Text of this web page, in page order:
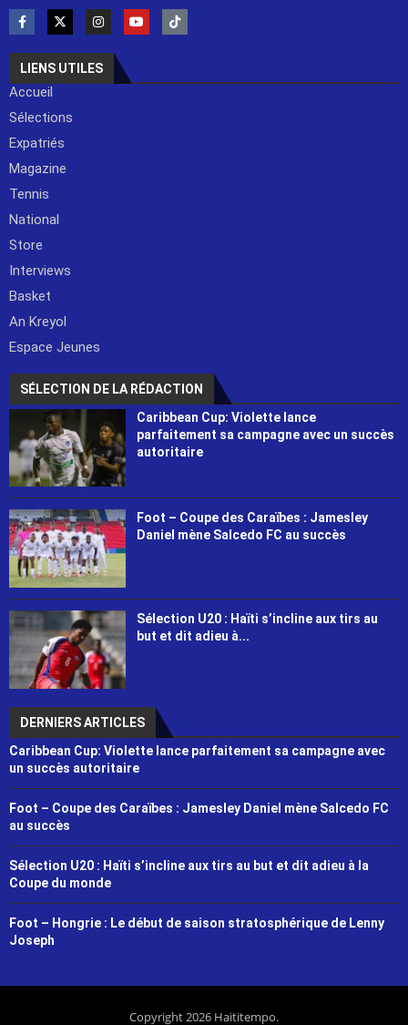
LIENS UTILES
Accueil
Sélections
Expatriés
Magazine
Tennis
National
Store
Interviews
Basket
An Kreyol
Espace Jeunes
SÉLECTION DE LA RÉDACTION
Caribbean Cup: Violette lance
parfaitement sa campagne avec un succès
autoritaire
Foot – Coupe des Caraïbes : Jamesley
Daniel mène Salcedo FC au succès
Sélection U20 : Haïti s’incline aux tirs au
but et dit adieu à...
DERNIERS ARTICLES
Caribbean Cup: Violette lance parfaitement sa campagne avec
un succès autoritaire
Foot – Coupe des Caraïbes : Jamesley Daniel mène Salcedo FC
au succès
Sélection U20 : Haïti s’incline aux tirs au but et dit adieu à la
Coupe du monde
Foot – Hongrie : Le début de saison stratosphérique de Lenny
Joseph
Copyright 2026 Haititempo.